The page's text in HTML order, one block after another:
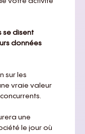
se disent
données
sur les
vraie valeur
une
le jour où